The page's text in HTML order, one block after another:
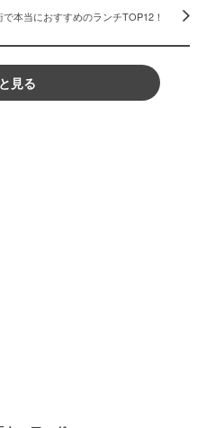
で本当におすすめのランチTOP12！
見る